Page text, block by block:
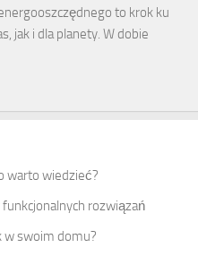
to krok ku
jak i dla planety. W dobie
warto wiedzieć?
rozwiązań
w swoim domu?